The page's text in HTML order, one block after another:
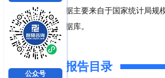
据主要来自于国家统计局规
据库。
报告目录
公众号